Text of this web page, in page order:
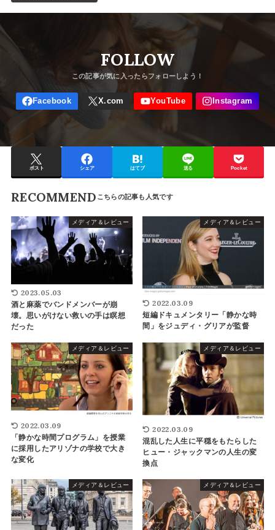
FOLLOW
ポスト シェア はてブ 送る Pocket
RECOMMEND
メディア＆レビュー
2023.05.03
酒と麻薬でバンドメンバーが崩
壊。思いがけない救いの手は瞑想
だった
メディア＆レビュー
2022.03.09
短編ドキュメンタリー「静かな時
間」をジュディ・グリアが監督
メディア＆レビュー
2022.03.09
「静かな時間プログラム」を授業
に採用したアリゾナの学校で大き
な変化
メディア＆レビュー
2022.03.09
混乱した人生に平穏をもたらした
ヒュー・ジャックマンの人生の変
換点
メディア＆レビュー メディア＆レビュー